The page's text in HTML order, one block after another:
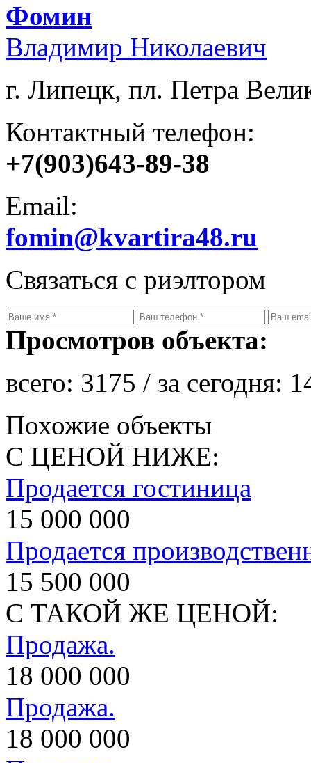
Фомин
Владимир Николаевич
г. Липецк, пл. Петра
Контактный телефон:
+7(903)643-89-38
Email:
fomin@kvartira48.ru
Связаться с риэлтором
Просмотров объекта:
всего: 3175 / за сегодня:
Похожие объекты
С ЦЕНОЙ НИЖЕ:
Продается гостиница
15 000 000
Продается
15 500 000
С ТАКОЙ ЖЕ ЦЕНОЙ:
Продажа.
18 000 000
Продажа.
18 000 000